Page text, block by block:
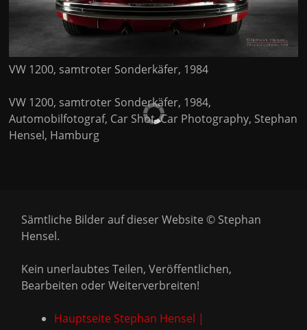
VW 1200, samtroter Sonderkäfer, 1984
VW 1200, samtroter Sonderkäfer, 1984,
Automobilfotograf, Car Shot, Car Photography, Stephan
Hensel, Hamburg
Sämtliche Bilder auf dieser Website © Stephan
Hensel.
Kein unerlaubtes Teilen, Veröffentlichen,
Bearbeiten oder Weiterverbreiten!
Hauptseite Stephan Hensel |